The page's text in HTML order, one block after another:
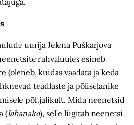
uurija Jelena Puškarjova
rahvaluules esineb
(oleneb, kuidas vaadata ja keda
teadlaste ja põliselanike
põhjalikult. Mida neenetsid
(lahanako), selle liigitab neenetsi